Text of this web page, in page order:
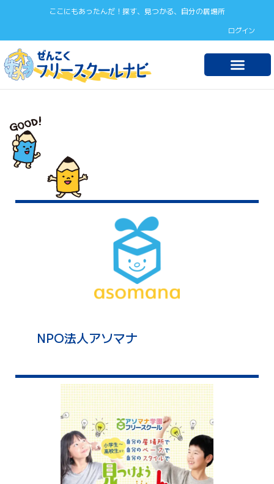
ここにもあったんだ！探す、見つかる、自分の居場所
ログイン
NPO法人アソマナ